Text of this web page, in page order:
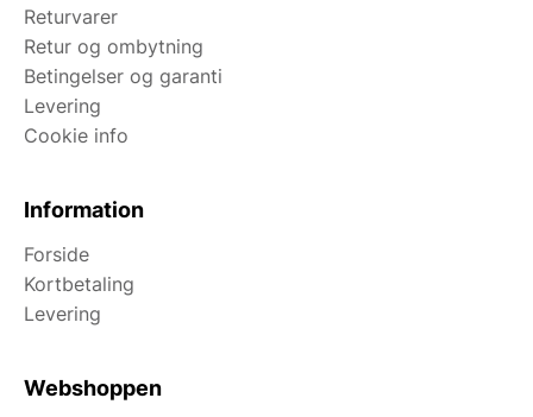
Returvarer
Retur og ombytning
Betingelser og garanti
Levering
Cookie info
Information
Forside
Kortbetaling
Levering
Webshoppen